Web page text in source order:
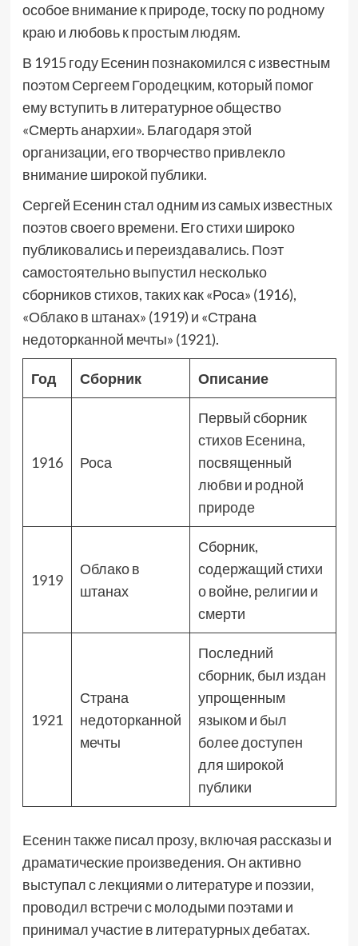
особое внимание к природе, тоску по родному
краю и любовь к простым людям.
В 1915 году Есенин познакомился с известным
поэтом Сергеем Городецким, который помог
ему вступить в литературное общество
«Смерть анархии». Благодаря этой
организации, его творчество привлекло
внимание широкой публики.
Сергей Есенин стал одним из самых известных
поэтов своего времени. Его стихи широко
публиковались и переиздавались. Поэт
самостоятельно выпустил несколько
сборников стихов, таких как «Роса» (1916),
«Облако в штанах» (1919) и «Страна
недоторканной мечты» (1921).
Год Сборник Описание
1916 Роса
Первый сборник
стихов Есенина,
посвященный
любви и родной
природе
1919
Облако в
штанах
Сборник,
содержащий стихи
о войне, религии и
смерти
1921
Страна
недоторканной
мечты
Последний
сборник, был издан
упрощенным
языком и был
более доступен
для широкой
публики
Есенин также писал прозу, включая рассказы и
драматические произведения. Он активно
выступал с лекциями о литературе и поэзии,
проводил встречи с молодыми поэтами и
принимал участие в литературных дебатах.